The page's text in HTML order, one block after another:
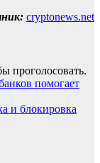
cryptonews.net
проголосовать.
помогает
и блокировка